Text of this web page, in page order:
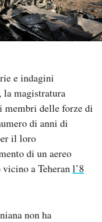
e indagini
la magistratura
membri delle forze di
di anni di
il loro
di un aereo
a Teheranl’8
non ha